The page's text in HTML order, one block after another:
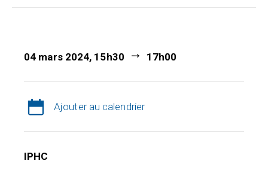
04 mars 2024, 15h30 17h00
Ajouter au calendrier
IPHC